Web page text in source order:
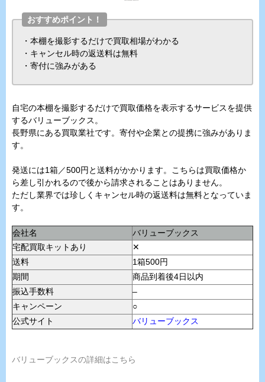
おすすめポイント！
・本棚を撮影するだけで買取相場がわかる
・キャンセル時の返送料は無料
・寄付に強みがある
自宅の本棚を撮影するだけで買取価格を表示するサービスを提供
するバリューブックス。
長野県にある買取業社です。寄付や企業との提携に強みがありま
す。
発送には1箱／500円と送料がかかります。こちらは買取価格か
ら差し引かれるので後から請求されることはありません。
ただし業界では珍しくキャンセル時の返送料は無料となっていま
す。
会社名
バリューブックス
宅配買取キットあり
✕
送料
1箱500円
期間
商品到着後4日以内
振込手数料
–
キャンペーン
○
公式サイト
バリューブックス
バリューブックスの詳細はこちら